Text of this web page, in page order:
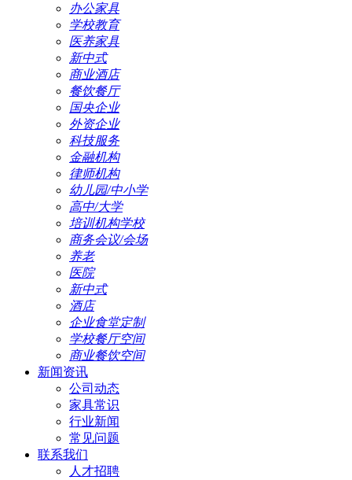
办公家具
学校教育
医养家具
新中式
商业酒店
餐饮餐厅
国央企业
外资企业
科技服务
金融机构
律师机构
幼儿园/中小学
高中/大学
培训机构学校
商务会议/会场
养老
医院
新中式
酒店
企业食堂定制
学校餐厅空间
商业餐饮空间
新闻资讯
公司动态
家具常识
行业新闻
常见问题
联系我们
人才招聘